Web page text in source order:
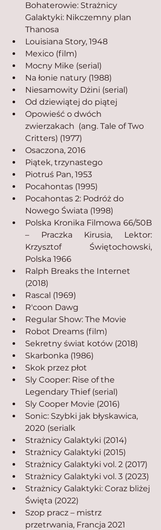
Bohaterowie: Strażnicy
Galaktyki: Nikczemny plan
Thanosa
Louisiana Story, 1948
Mexico (film)
Mocny Mike (serial)
Na łonie natury (1988)
Niesamowity Dżini (serial)
Od dziewiątej do piątej
Opowieść o dwóch
zwierzakach  (ang. Tale of Two
Critters) (1977)
Osaczona, 2016
Piątek, trzynastego
Piotruś Pan, 1953
Pocahontas (1995)
Pocahontas 2: Podróż do
Nowego Świata (1998)
Polska Kronika Filmowa 66/50B
– Praczka Kirusia, Lektor:
Krzysztof Świętochowski,
Polska 1966
Ralph Breaks the Internet
(2018)
Rascal (1969)
R'coon Dawg
Regular Show: The Movie
Robot Dreams (film)
Sekretny świat kotów (2018)
Skarbonka (1986)
Skok przez płot
Sly Cooper: Rise of the
Legendary Thief (serial)
Sly Cooper Movie (2016)
Sonic: Szybki jak błyskawica,
2020 (serialk
Strażnicy Galaktyki (2014)
Strażnicy Galaktyki (2015)
Strażnicy Galaktyki vol. 2 (2017)
Strażnicy Galaktyki vol. 3 (2023)
Strażnicy Galaktyki: Coraz bliżej
Święta (2022)
Szop pracz – mistrz
przetrwania, Francja 2021